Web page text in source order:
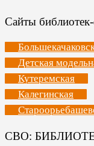
Сайты
Детская
Кутеремская
Калегинская
СВО: